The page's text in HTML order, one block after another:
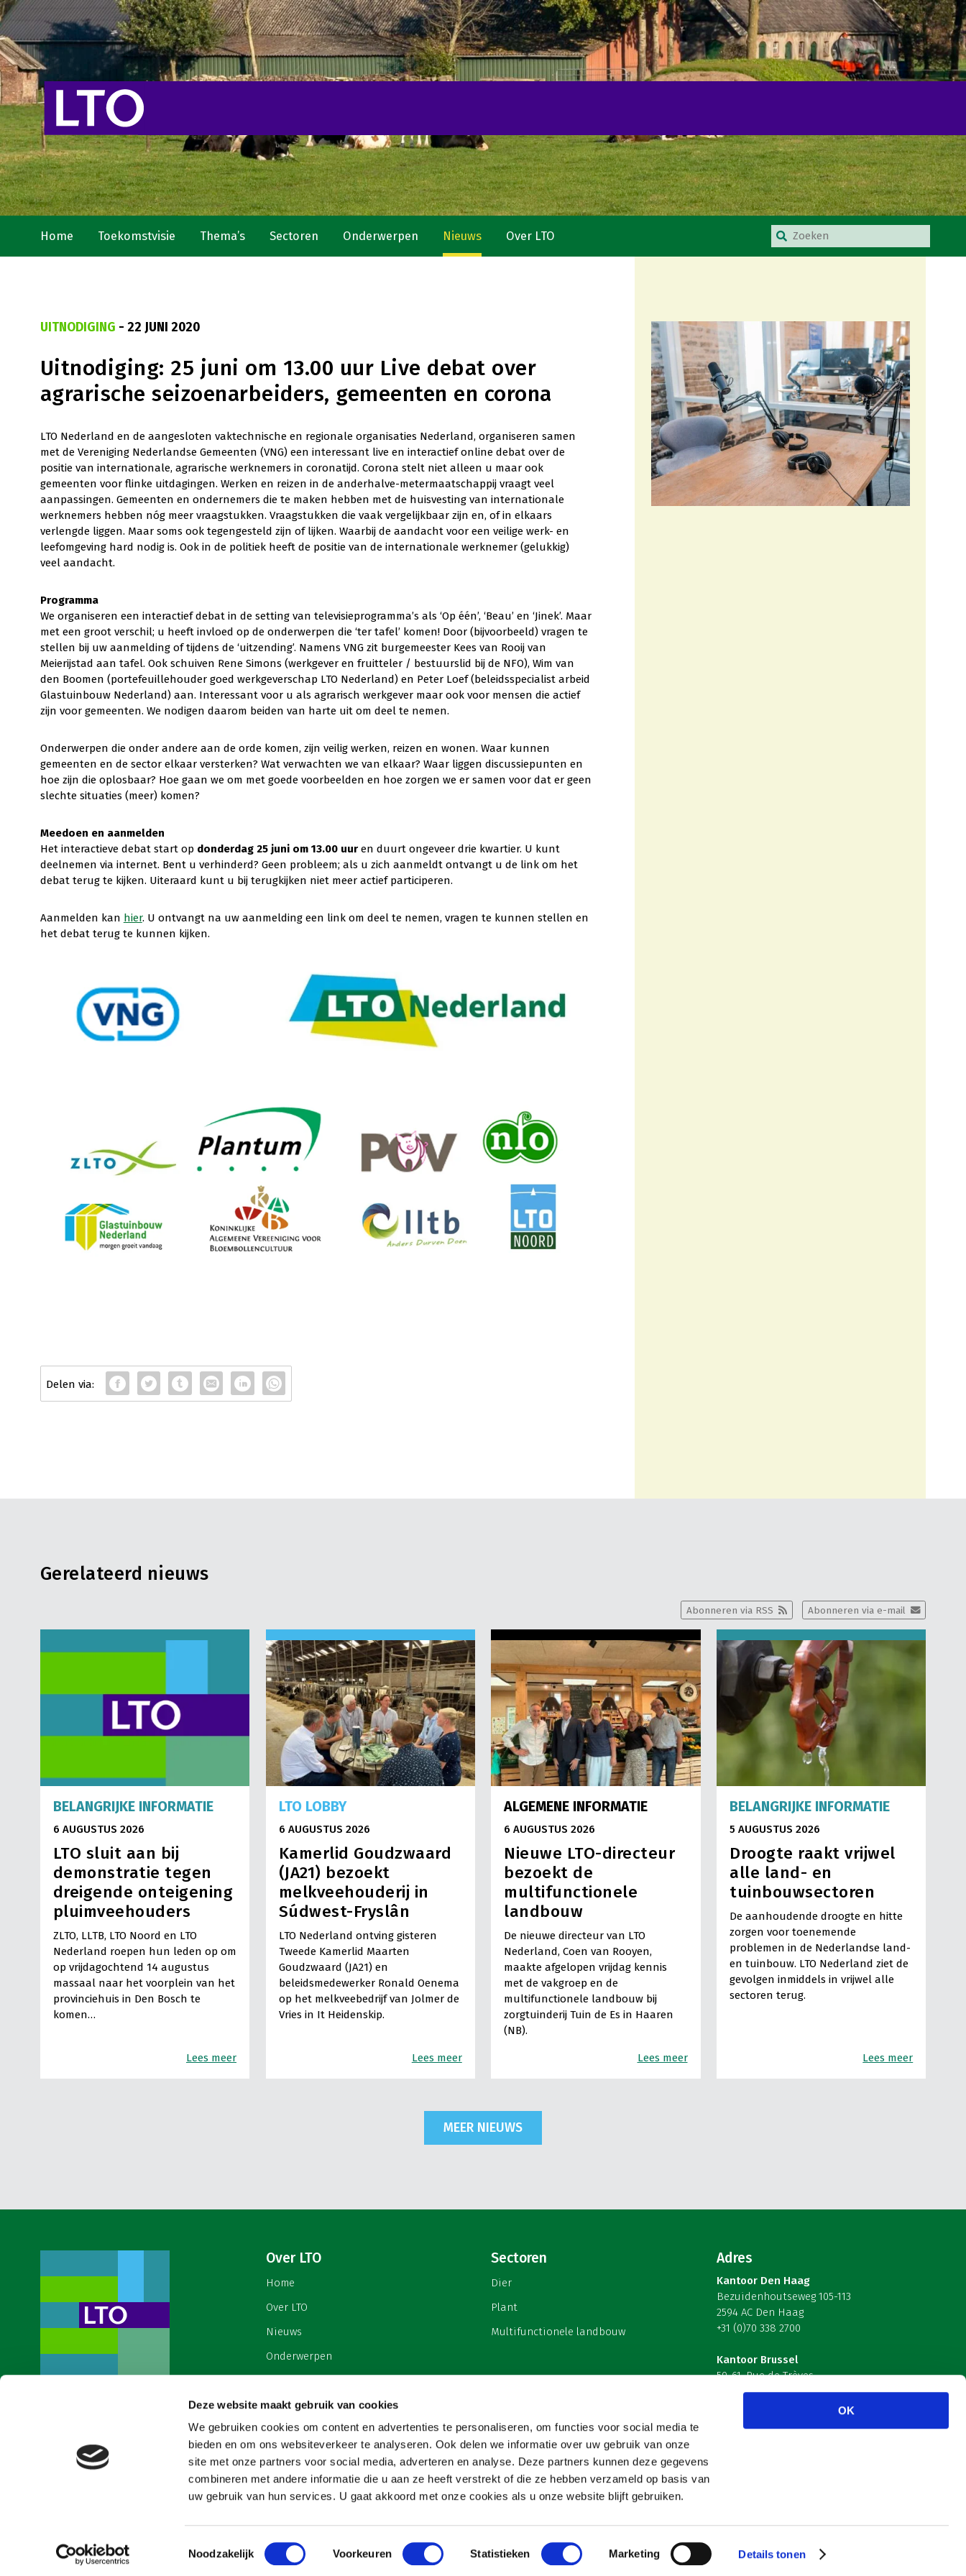
Deze website maakt gebruik van cookies
We gebruiken cookies om content en advertenties te personaliseren, om functies voor social media te
bieden en om ons websiteverkeer te analyseren. Ook delen we informatie over uw gebruik van onze
site met onze partners voor social media, adverteren en analyse. Deze partners kunnen deze gegevens
combineren met andere informatie die u aan ze heeft verstrekt of die ze hebben verzameld op basis van
uw gebruik van hun services. U gaat akkoord met onze cookies als u onze website blijft gebruiken.
Toestemmingsselectie
Noodzakelijk Voorkeuren Statistieken Marketing Details tonen
OK
Home Toekomstvisie Thema’s Sectoren Onderwerpen Nieuws Over LTO
UITNODIGING - 22 JUNI 2020
Uitnodiging: 25 juni om 13.00 uur Live debat over
agrarische seizoenarbeiders, gemeenten en corona
LTO Nederland en de aangesloten vaktechnische en regionale organisaties Nederland, organiseren samen
met de Vereniging Nederlandse Gemeenten (VNG) een interessant live en interactief online debat over de
positie van internationale, agrarische werknemers in coronatijd. Corona stelt niet alleen u maar ook
gemeenten voor flinke uitdagingen. Werken en reizen in de anderhalve-metermaatschappij vraagt veel
aanpassingen. Gemeenten en ondernemers die te maken hebben met de huisvesting van internationale
werknemers hebben nóg meer vraagstukken. Vraagstukken die vaak vergelijkbaar zijn en, of in elkaars
verlengde liggen. Maar soms ook tegengesteld zijn of lijken. Waarbij de aandacht voor een veilige werk- en
leefomgeving hard nodig is. Ook in de politiek heeft de positie van de internationale werknemer (gelukkig)
veel aandacht.
Programma
We organiseren een interactief debat in de setting van televisieprogramma’s als ‘Op één’, ‘Beau’ en ‘Jinek’. Maar
met een groot verschil; u heeft invloed op de onderwerpen die ‘ter tafel’ komen! Door (bijvoorbeeld) vragen te
stellen bij uw aanmelding of tijdens de ‘uitzending’. Namens VNG zit burgemeester Kees van Rooij van
Meierijstad aan tafel. Ook schuiven Rene Simons (werkgever en fruitteler / bestuurslid bij de NFO), Wim van
den Boomen (portefeuillehouder goed werkgeverschap LTO Nederland) en Peter Loef (beleidsspecialist arbeid
Glastuinbouw Nederland) aan. Interessant voor u als agrarisch werkgever maar ook voor mensen die actief
zijn voor gemeenten. We nodigen daarom beiden van harte uit om deel te nemen.
Onderwerpen die onder andere aan de orde komen, zijn veilig werken, reizen en wonen. Waar kunnen
gemeenten en de sector elkaar versterken? Wat verwachten we van elkaar? Waar liggen discussiepunten en
hoe zijn die oplosbaar? Hoe gaan we om met goede voorbeelden en hoe zorgen we er samen voor dat er geen
slechte situaties (meer) komen?
Meedoen en aanmelden
Het interactieve debat start op donderdag 25 juni om 13.00 uuren duurt ongeveer drie kwartier. U kunt
deelnemen via internet. Bent u verhinderd? Geen probleem; als u zich aanmeldt ontvangt u de link om het
debat terug te kijken. Uiteraard kunt u bij terugkijken niet meer actief participeren.
Aanmelden kan hier. U ontvangt na uw aanmelding een link om deel te nemen, vragen te kunnen stellen en
het debat terug te kunnen kijken.
Gerelateerd nieuws
Abonneren via e-mail
Abonneren via RSS
BELANGRIJKE INFORMATIE
6 AUGUSTUS 2026
LTO sluit aan bij
demonstratie tegen
dreigende onteigening
pluimveehouders
ZLTO, LLTB, LTO Noord en LTO
Nederland roepen hun leden op om
op vrijdagochtend 14 augustus
massaal naar het voorplein van het
provinciehuis in Den Bosch te
komen…
Lees meer
LTO LOBBY
6 AUGUSTUS 2026
Kamerlid Goudzwaard
(JA21) bezoekt
melkveehouderij in
Súdwest-Fryslân
LTO Nederland ontving gisteren
Tweede Kamerlid Maarten
Goudzwaard (JA21) en
beleidsmedewerker Ronald Oenema
op het melkveebedrijf van Jolmer de
Vries in It Heidenskip.
Lees meer
ALGEMENE INFORMATIE
6 AUGUSTUS 2026
Nieuwe LTO-directeur
bezoekt de
multifunctionele
landbouw
De nieuwe directeur van LTO
Nederland, Coen van Rooyen,
maakte afgelopen vrijdag kennis
met de vakgroep en de
multifunctionele landbouw bij
zorgtuinderij Tuin de Es in Haaren
(NB).
Lees meer
BELANGRIJKE INFORMATIE
5 AUGUSTUS 2026
Droogte raakt vrijwel
alle land- en
tuinbouwsectoren
De aanhoudende droogte en hitte
zorgen voor toenemende
problemen in de Nederlandse land-
en tuinbouw. LTO Nederland ziet de
gevolgen inmiddels in vrijwel alle
sectoren terug.
Lees meer
MEER NIEUWS
werkgeversorganisatie met meerwaarde,
voor een sector met meerwaarde. Dat is
Land- en Tuinbouw Organisatie
Nederland (LTO).
Over LTO
Home
Over LTO
Nieuws
Onderwerpen
Contact
Cookies & privacy
Sectoren
Dier
Plant
Multifunctionele landbouw
Adres
Kantoor Den Haag
Bezuidenhoutseweg 105-113
2594 AC Den Haag
+31 (0)70 338 2700
Kantoor Brussel
59-61, Rue de Trèves
B-1040 Brussel – België
Volg ons
Copyright 2026 Website & hosting door: Snowball